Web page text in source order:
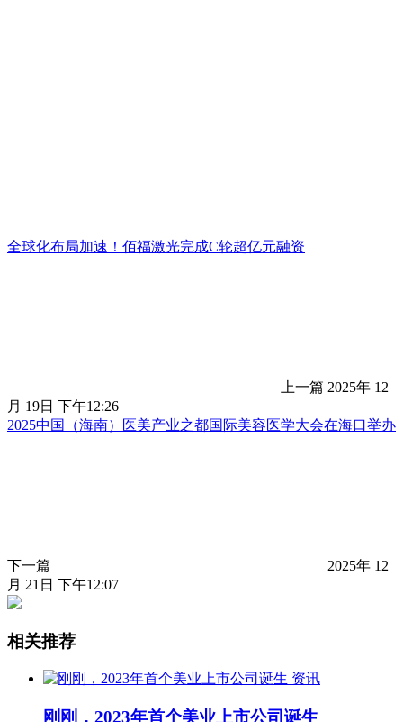
全球化布局加速！佰福激光完成C轮超亿元融资
上一篇 2025年 12
月 19日 下午12:26
2025中国（海南）医美产业之都国际美容医学大会在海口举办
下一篇
2025年 12
月 21日 下午12:07
相关推荐
资讯
刚刚，2023年首个美业上市公司诞生